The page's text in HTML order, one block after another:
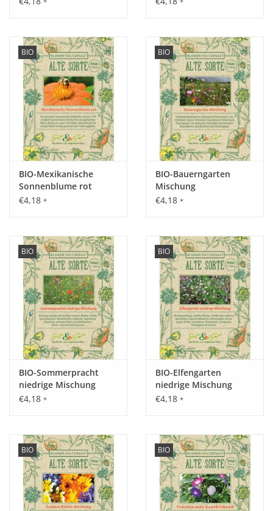
Aussaat:
Vorzucht innen im März, von April - Mai im Freiland.
Keimung:
Optimale Keimung bei 15 - 18°C, nach ca. 14 - 21 Tagen.
Kultur:
Pflanzabstand 25 cm in der Reihe, 25 cm zwischen den
Standort:
Sonnig, leichter, sandiger, trockener und nicht gedüngter
Boden.
Ernte / Blüte:
Juli bis Oktober.
Verwendung:
Als Schnittblume eine wunderschöne Wahl, aber auch
bestäubende Insekten wie unsere Bienen freuen sich.
Tipp:
BIO
BIO-Mexikanische
Sonnenblume rot
€4,18 *
BIO
BIO-Bauerngarten
Mischung
€4,18 *
BIO
BIO-Sommerpracht
niedrige Mischung
€4,18 *
BIO
BIO-Elfengarten
niedrige Mischung
€4,18 *
BIO BIO